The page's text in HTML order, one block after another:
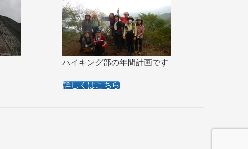
ハイキング部の年間計画です
詳しくはこちら